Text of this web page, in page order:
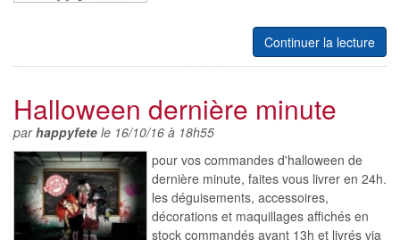
Continuer la lecture
Halloween dernière minute
parhappyfete le 16/10/16 à 18h55
pour vos commandes d'halloween de
dernière minute, faites vous livrer en 24h.
les déguisements, accessoires,
décorations et maquillages affichés en
stock commandés avant 13h et livrés via